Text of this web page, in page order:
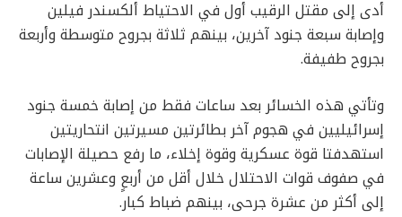
أدى إلى مقتل الرقيب أول في الاحتياط ألكسندر فيلين
وإصابة سبعة جنود آخرين، بينهم ثلاثة بجروح متوسطة وأربعة
بجروح طفيفة.
وتأتي هذه الخسائر بعد ساعات فقط من إصابة خمسة جنود
إسرائيليين في هجوم آخر بطائرتين مسيرتين انتحاريتين
استهدفتا قوة عسكرية وقوة إخلاء، ما رفع حصيلة الإصابات
في صفوف قوات الاحتلال خلال أقل من أربعٍ وعشرين ساعة
إلى أكثر من عشرة جرحى، بينهم ضباط كبار.